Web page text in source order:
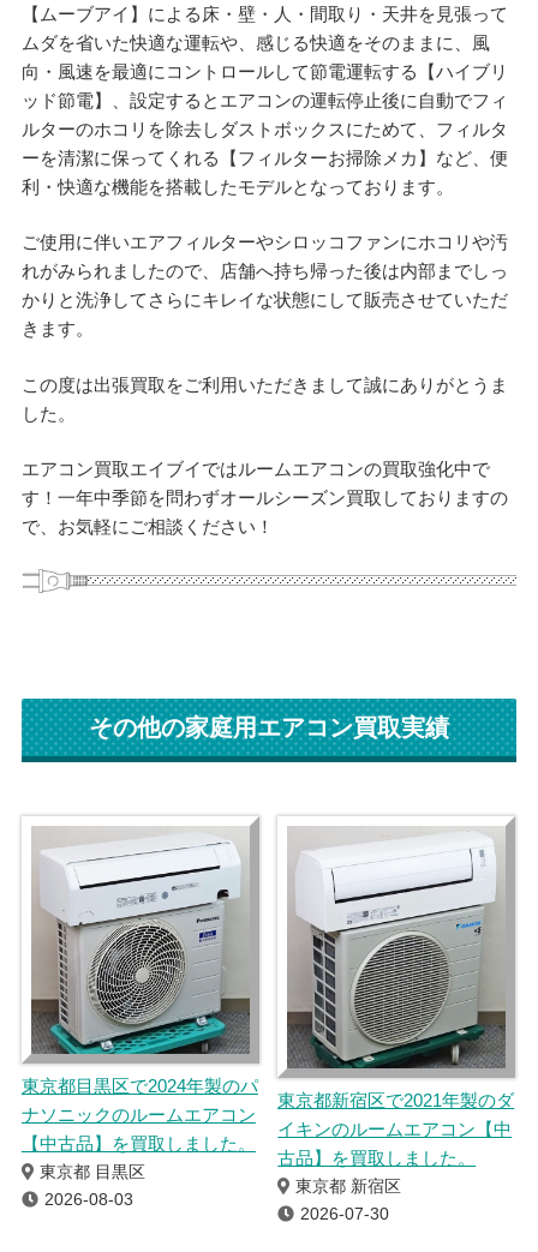
【ムーブアイ】による床・壁・人・間取り・天井を見張って
ムダを省いた快適な運転や、感じる快適をそのままに、風
向・風速を最適にコントロールして節電運転する【ハイブリ
ッド節電】、設定するとエアコンの運転停止後に自動でフィ
ルターのホコリを除去しダストボックスにためて、フィルタ
ーを清潔に保ってくれる【フィルターお掃除メカ】など、便
利・快適な機能を搭載したモデルとなっております。
ご使用に伴いエアフィルターやシロッコファンにホコリや汚
れがみられましたので、店舗へ持ち帰った後は内部までしっ
かりと洗浄してさらにキレイな状態にして販売させていただ
きます。
この度は出張買取をご利用いただきまして誠にありがとうま
した。
エアコン買取エイブイではルームエアコンの買取強化中で
す！一年中季節を問わずオールシーズン買取しておりますの
で、お気軽にご相談ください！
その他の家庭用エアコン買取実績
東京都目黒区で2024年製のパ
ナソニックのルームエアコン
【中古品】を買取しました。
東京都 目黒区
2026-08-03
東京都新宿区で2021年製のダ
イキンのルームエアコン【中
古品】を買取しました。
東京都 新宿区
2026-07-30